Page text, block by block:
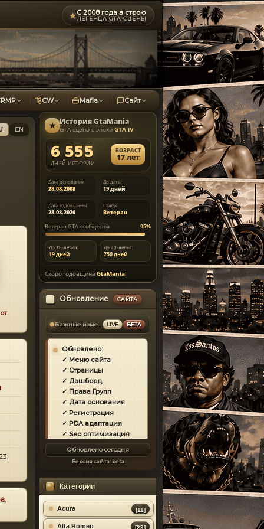
★С 2008 года в строю
ЛЕГЕНДА GTA-СЦЕНЫ
CW Mafia Сайт
EN
,
★ ИсторияGtaMania
GTA-сцена с эпохи GTA IV
6 555
ДНЕЙ ИСТОРИИ
ВОЗРАСТ
17 лет
Дата основания
28.08.2008
До даты
19 дней
Дата годовщины
28.08.2026
Статус
Ветеран
Ветеран GTA-сообщества
95%
До 18-летия:
19 дней
До 20-летия:
750 дней
Скоро годовщинаGtaMania!
Обновление САЙТА
Важные изменения LIVE BETA
Обновлено:
✓ Меню сайта
✓ Страницы
✓ Дашборд
✓ Права Групп
✓ Дата основания
✓ Регистрация
✓ PDA адаптация
✓ Seo оптимизация
✓ Загрузка страниц
✓ Моды
✓ Главная
✓ Репутация
✓ Золотой коммент
✓ Футер
✓ Форум
Обновлено сегодня
Версия сайта: beta
Категории
Acura [11]
Alfa Romeo [23]